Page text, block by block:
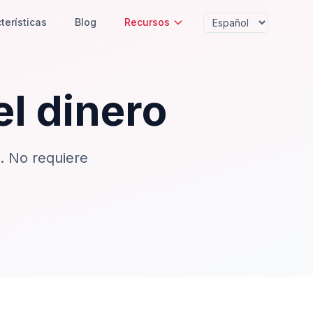
Blog Recursos
dinero
No requiere